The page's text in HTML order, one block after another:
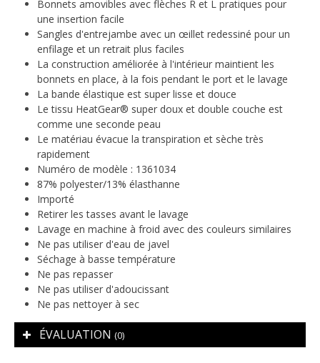
Bonnets amovibles avec flèches R et L pratiques pour
une insertion facile
Sangles d'entrejambe avec un œillet redessiné pour un
enfilage et un retrait plus faciles
La construction améliorée à l'intérieur maintient les
bonnets en place, à la fois pendant le port et le lavage
La bande élastique est super lisse et douce
Le tissu HeatGear® super doux et double couche est
comme une seconde peau
Le matériau évacue la transpiration et sèche très
rapidement
Numéro de modèle : 1361034
87% polyester/13% élasthanne
Importé
Retirer les tasses avant le lavage
Lavage en machine à froid avec des couleurs similaires
Ne pas utiliser d'eau de javel
Séchage à basse température
Ne pas repasser
Ne pas utiliser d'adoucissant
Ne pas nettoyer à sec
ÉVALUATION (0)